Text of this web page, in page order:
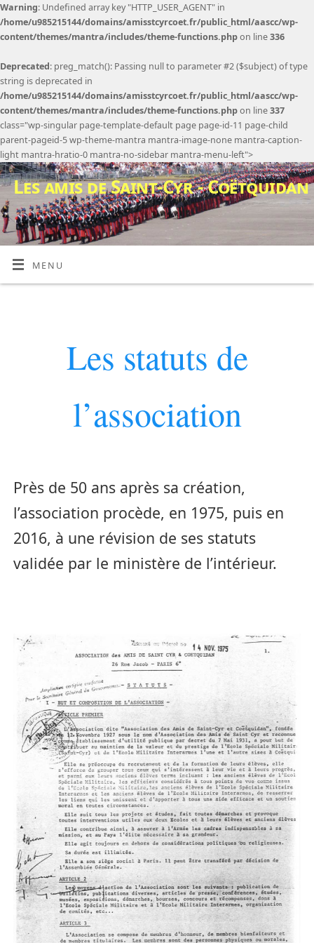
Warning: Undefined array key "HTTP_USER_AGENT" in
/home/u985215144/domains/amisstcyrcoet.fr/public_html/aascc/wp-
content/themes/mantra/includes/theme-functions.phpon line336
Deprecated: preg_match(): Passing null to parameter #2 ($subject) of type
string is deprecated in
/home/u985215144/domains/amisstcyrcoet.fr/public_html/aascc/wp-
content/themes/mantra/includes/theme-functions.phpon line337
class="wp-singular page-template-default page page-id-11 page-child
parent-pageid-5 wp-theme-mantra mantra-image-none mantra-caption-
light mantra-hratio-0 mantra-no-sidebar mantra-menu-left">
Les amis de Saint-Cyr - Coëtquidan
MENU
Les statuts de
l’association
Près de 50 ans après sa création,
l’association procède, en 1975, puis en
2016, à une révision de ses statuts
validée par le ministère de l’intérieur.